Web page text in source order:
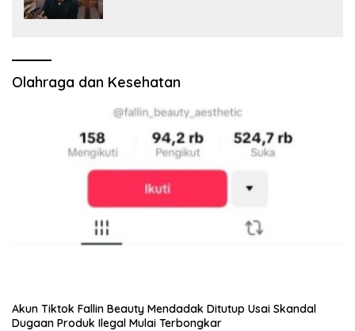
Olahraga dan Kesehatan
Akun Tiktok Fallin Beauty Mendadak Ditutup Usai Skandal
Dugaan Produk Ilegal Mulai Terbongkar